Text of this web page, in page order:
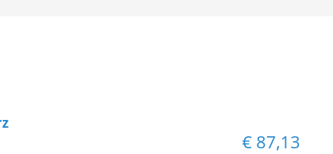
€ 87,13